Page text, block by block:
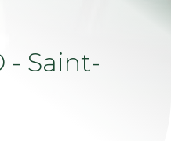
- Saint-